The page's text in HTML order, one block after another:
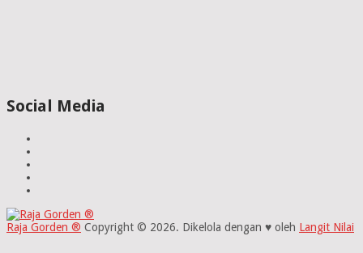
Social Media
Raja Gorden ® Copyright © 2026. Dikelola dengan ♥ oleh Langit Nilai